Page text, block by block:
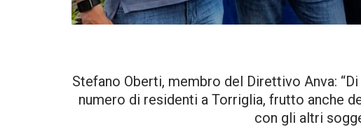
Stefano Oberti, membro del Direttivo Anva:
numero di residenti a Torriglia, frutto anche
con gli altri